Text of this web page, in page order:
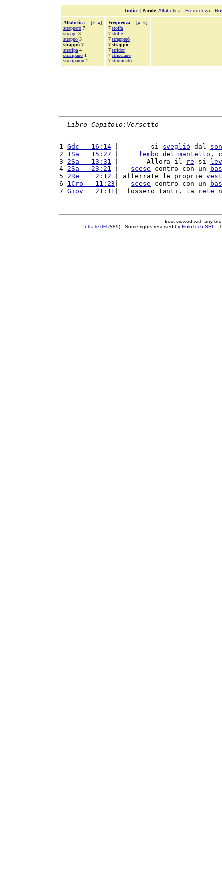
Indice| Parole: Alfabetica - Frequenza -
Alfabetica [« »]
strapperò 7
strappi 3
strappo 3
strappò 7
straripa 4
straripano 1
strariparon 1
Frequenza [« »]
7 stoffa
7 stoffe
7 strapperò
7 strappò
7 stridor
7 strisciano
7 strumento
Libro Capitolo:Versetto
1 Gdc   16:14 |        si svegliò dal
2 1Sa   15:27 lembo del mantello ,
3 2Sa   13:31 |       Allora il re si
4 2Sa   23:21 scese contro con un
5 2Re    2:12 | afferrate le proprie
6 1Cro   11:23 scese contro con un
7 Giov   21:11 |  fossero tanti, la rete
Best viewed with any
IntraText®(V89) - Some rights reserved by EuloTech SRL -